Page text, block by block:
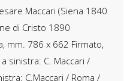
Maccari (Siena 1840
di Cristo 1890
mm. 786 x 662 Firmato,
sinistra: C. Maccari /
C.Maccari / Roma /